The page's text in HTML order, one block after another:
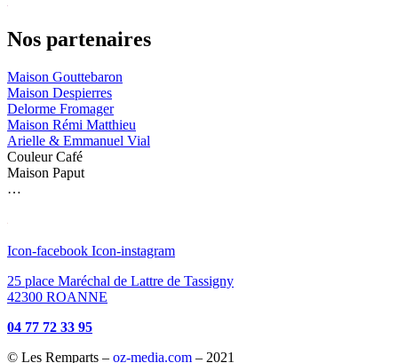
Nos partenaires
Maison Gouttebaron
Maison Despierres
Delorme Fromager
Maison Rémi Matthieu
Arielle & Emmanuel Vial
Couleur Café
Maison Paput
…
Icon-facebook Icon-instagram
25 place Maréchal de Lattre de Tassigny
42300 ROANNE
04 77 72 33 95
© Les Remparts – oz-media.com – 2021